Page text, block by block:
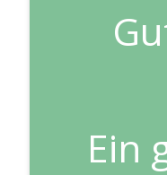
Ein